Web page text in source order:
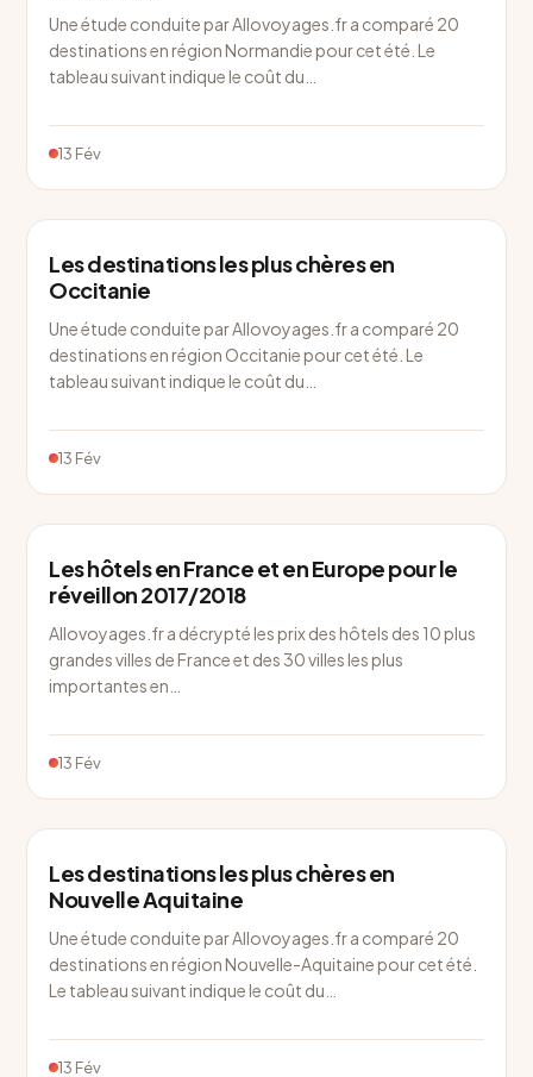
Une étude conduite par Allovoyages.fr a comparé 20
destinations en région Normandie pour cet été. Le
tableau suivant indique le coût du…
13 Fév
Les destinations les plus chères en
Occitanie
Une étude conduite par Allovoyages.fr a comparé 20
destinations en région Occitanie pour cet été. Le
tableau suivant indique le coût du…
13 Fév
Les hôtels en France et en Europe pour le
réveillon 2017/2018
Allovoyages.fr a décrypté les prix des hôtels des 10 plus
grandes villes de France et des 30 villes les plus
importantes en…
13 Fév
Les destinations les plus chères en
Nouvelle Aquitaine
Une étude conduite par Allovoyages.fr a comparé 20
destinations en région Nouvelle-Aquitaine pour cet été.
Le tableau suivant indique le coût du…
13 Fév